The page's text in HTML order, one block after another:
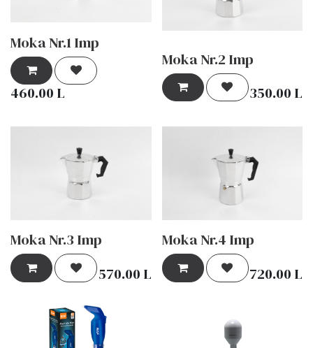
Moka Nr.1 Imp
460.00 L
Moka Nr.2 Imp
350.00 L
Moka Nr.3 Imp
570.00 L
Moka Nr.4 Imp
720.00 L